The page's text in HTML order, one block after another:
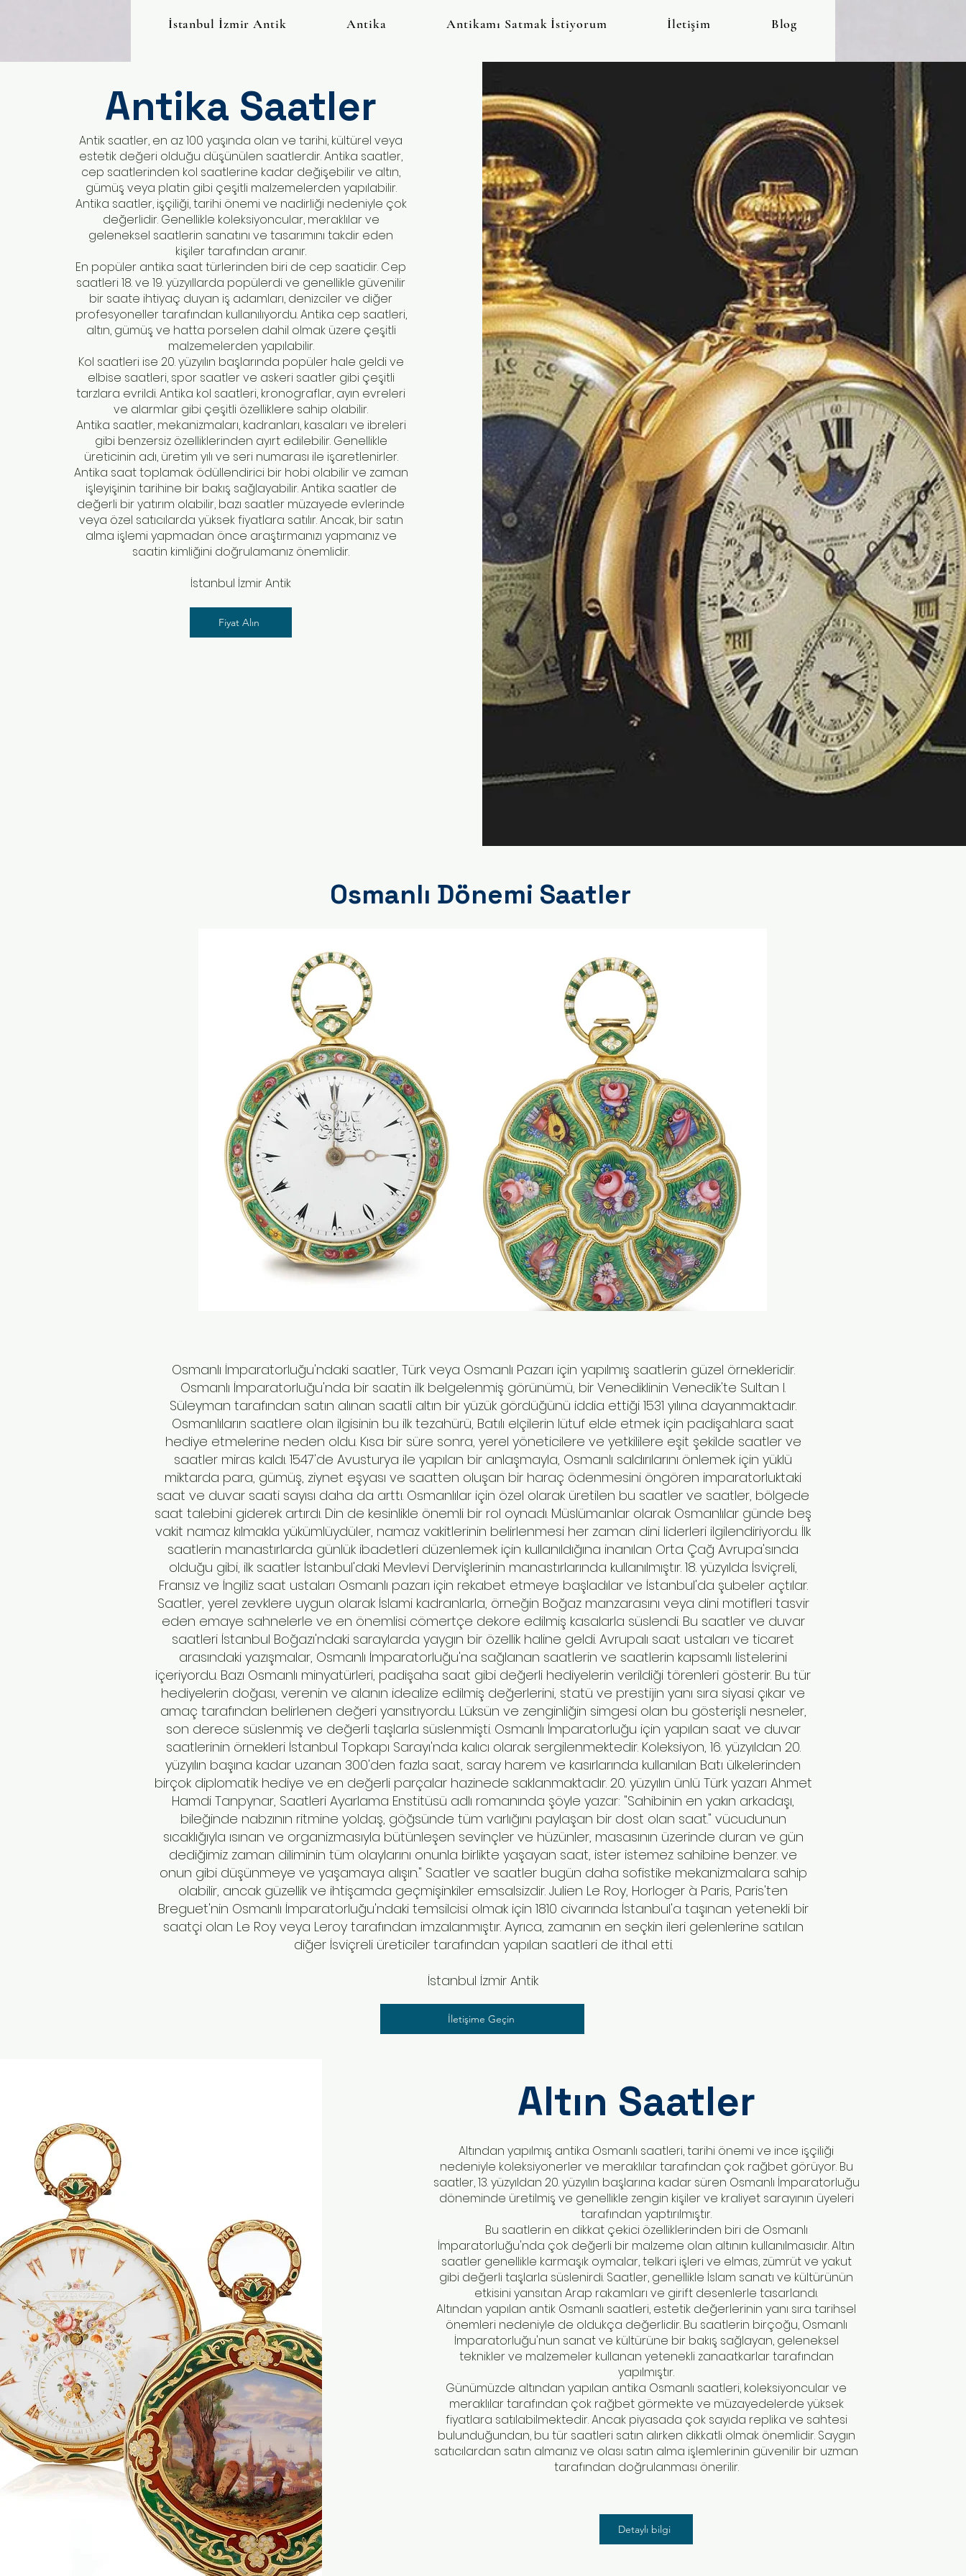
İstanbul İzmir Antik Antika Antikamı Satmak İstiyorum İletişim Blog
Antika Saatler
Antik saatler, en az 100 yaşında olan ve tarihi, kültürel veya
estetik değeri olduğu düşünülen saatlerdir. Antika saatler,
cep saatlerinden kol saatlerine kadar değişebilir ve altın,
gümüş veya platin gibi çeşitli malzemelerden yapılabilir.
Antika saatler, işçiliği, tarihi önemi ve nadirliği nedeniyle çok
değerlidir. Genellikle koleksiyoncular, meraklılar ve
geleneksel saatlerin sanatını ve tasarımını takdir eden
kişiler tarafından aranır.
En popüler antika saat türlerinden biri de cep saatidir. Cep
saatleri 18. ve 19. yüzyıllarda popülerdi ve genellikle güvenilir
bir saate ihtiyaç duyan iş adamları, denizciler ve diğer
profesyoneller tarafından kullanılıyordu. Antika cep saatleri,
altın, gümüş ve hatta porselen dahil olmak üzere çeşitli
malzemelerden yapılabilir.
Kol saatleri ise 20. yüzyılın başlarında popüler hale geldi ve
elbise saatleri, spor saatler ve askeri saatler gibi çeşitli
tarzlara evrildi. Antika kol saatleri, kronograflar, ayın evreleri
ve alarmlar gibi çeşitli özelliklere sahip olabilir.
Antika saatler, mekanizmaları, kadranları, kasaları ve ibreleri
gibi benzersiz özelliklerinden ayırt edilebilir. Genellikle
üreticinin adı, üretim yılı ve seri numarası ile işaretlenirler.
Antika saat toplamak ödüllendirici bir hobi olabilir ve zaman
işleyişinin tarihine bir bakış sağlayabilir. Antika saatler de
değerli bir yatırım olabilir, bazı saatler müzayede evlerinde
veya özel satıcılarda yüksek fiyatlara satılır. Ancak, bir satın
alma işlemi yapmadan önce araştırmanızı yapmanız ve
saatin kimliğini doğrulamanız önemlidir.
İstanbul İzmir Antik
Fiyat Alın
Osmanlı Dönemi Saatler
Osmanlı İmparatorluğu'ndaki saatler, Türk veya Osmanlı Pazarı için yapılmış saatlerin güzel örnekleridir.
Osmanlı İmparatorluğu'nda bir saatin ilk belgelenmiş görünümü, bir Venediklinin Venedik'te Sultan I.
Süleyman tarafından satın alınan saatli altın bir yüzük gördüğünü iddia ettiği 1531 yılına dayanmaktadır.
Osmanlıların saatlere olan ilgisinin bu ilk tezahürü, Batılı elçilerin lütuf elde etmek için padişahlara saat
hediye etmelerine neden oldu. Kısa bir süre sonra, yerel yöneticilere ve yetkililere eşit şekilde saatler ve
saatler miras kaldı. 1547'de Avusturya ile yapılan bir anlaşmayla, Osmanlı saldırılarını önlemek için yüklü
miktarda para, gümüş, ziynet eşyası ve saatten oluşan bir haraç ödenmesini öngören imparatorluktaki
saat ve duvar saati sayısı daha da arttı. Osmanlılar için özel olarak üretilen bu saatler ve saatler, bölgede
saat talebini giderek artırdı. Din de kesinlikle önemli bir rol oynadı. Müslümanlar olarak Osmanlılar günde beş
vakit namaz kılmakla yükümlüydüler, namaz vakitlerinin belirlenmesi her zaman dini liderleri ilgilendiriyordu. İlk
saatlerin manastırlarda günlük ibadetleri düzenlemek için kullanıldığına inanılan Orta Çağ Avrupa'sında
olduğu gibi, ilk saatler İstanbul'daki Mevlevi Dervişlerinin manastırlarında kullanılmıştır. 18. yüzyılda İsviçreli,
Fransız ve İngiliz saat ustaları Osmanlı pazarı için rekabet etmeye başladılar ve İstanbul'da şubeler açtılar.
Saatler, yerel zevklere uygun olarak İslami kadranlarla, örneğin Boğaz manzarasını veya dini motifleri tasvir
eden emaye sahnelerle ve en önemlisi cömertçe dekore edilmiş kasalarla süslendi. Bu saatler ve duvar
saatleri İstanbul Boğazı'ndaki saraylarda yaygın bir özellik haline geldi. Avrupalı saat ustaları ve ticaret
arasındaki yazışmalar, Osmanlı İmparatorluğu'na sağlanan saatlerin ve saatlerin kapsamlı listelerini
içeriyordu. Bazı Osmanlı minyatürleri, padişaha saat gibi değerli hediyelerin verildiği törenleri gösterir. Bu tür
hediyelerin doğası, verenin ve alanın idealize edilmiş değerlerini, statü ve prestijin yanı sıra siyasi çıkar ve
amaç tarafından belirlenen değeri yansıtıyordu. Lüksün ve zenginliğin simgesi olan bu gösterişli nesneler,
son derece süslenmiş ve değerli taşlarla süslenmişti. Osmanlı İmparatorluğu için yapılan saat ve duvar
saatlerinin örnekleri İstanbul Topkapı Sarayı'nda kalıcı olarak sergilenmektedir. Koleksiyon, 16. yüzyıldan 20.
yüzyılın başına kadar uzanan 300'den fazla saat, saray harem ve kasırlarında kullanılan Batı ülkelerinden
birçok diplomatik hediye ve en değerli parçalar hazinede saklanmaktadır. 20. yüzyılın ünlü Türk yazarı Ahmet
Hamdi Tanpynar, Saatleri Ayarlama Enstitüsü adlı romanında şöyle yazar: "Sahibinin en yakın arkadaşı,
bileğinde nabzının ritmine yoldaş, göğsünde tüm varlığını paylaşan bir dost olan saat." vücudunun
sıcaklığıyla ısınan ve organizmasıyla bütünleşen sevinçler ve hüzünler, masasının üzerinde duran ve gün
dediğimiz zaman diliminin tüm olaylarını onunla birlikte yaşayan saat, ister istemez sahibine benzer. ve
onun gibi düşünmeye ve yaşamaya alışın." Saatler ve saatler bugün daha sofistike mekanizmalara sahip
olabilir, ancak güzellik ve ihtişamda geçmişinkiler emsalsizdir. Julien Le Roy, Horloger à Paris, Paris'ten
Breguet'nin Osmanlı İmparatorluğu'ndaki temsilcisi olmak için 1810 civarında İstanbul'a taşınan yetenekli bir
saatçi olan Le Roy veya Leroy tarafından imzalanmıştır. Ayrıca, zamanın en seçkin ileri gelenlerine satılan
diğer İsviçreli üreticiler tarafından yapılan saatleri de ithal etti.
İstanbul İzmir Antik
İletişime Geçin
Altın Saatler
Altından yapılmış antika Osmanlı saatleri, tarihi önemi ve ince işçiliği
nedeniyle koleksiyonerler ve meraklılar tarafından çok rağbet görüyor. Bu
saatler, 13. yüzyıldan 20. yüzyılın başlarına kadar süren Osmanlı İmparatorluğu
döneminde üretilmiş ve genellikle zengin kişiler ve kraliyet sarayının üyeleri
tarafından yaptırılmıştır.
Bu saatlerin en dikkat çekici özelliklerinden biri de Osmanlı
İmparatorluğu'nda çok değerli bir malzeme olan altının kullanılmasıdır. Altın
saatler genellikle karmaşık oymalar, telkari işleri ve elmas, zümrüt ve yakut
gibi değerli taşlarla süslenirdi. Saatler, genellikle İslam sanatı ve kültürünün
etkisini yansıtan Arap rakamları ve girift desenlerle tasarlandı.
Altından yapılan antik Osmanlı saatleri, estetik değerlerinin yanı sıra tarihsel
önemleri nedeniyle de oldukça değerlidir. Bu saatlerin birçoğu, Osmanlı
İmparatorluğu'nun sanat ve kültürüne bir bakış sağlayan, geleneksel
teknikler ve malzemeler kullanan yetenekli zanaatkarlar tarafından
yapılmıştır.
Günümüzde altından yapılan antika Osmanlı saatleri, koleksiyoncular ve
meraklılar tarafından çok rağbet görmekte ve müzayedelerde yüksek
fiyatlara satılabilmektedir. Ancak piyasada çok sayıda replika ve sahtesi
bulunduğundan, bu tür saatleri satın alırken dikkatli olmak önemlidir. Saygın
satıcılardan satın almanız ve olası satın alma işlemlerinin güvenilir bir uzman
tarafından doğrulanması önerilir.
Detaylı bilgi